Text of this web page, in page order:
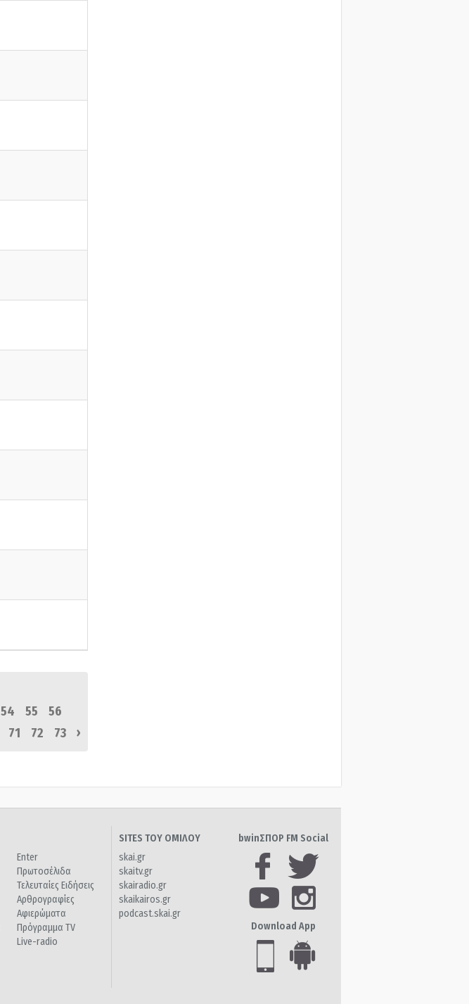
54 55
56
71 72 73 ›
Enter
Πρωτοσέλιδα
Τελευταίες Ειδήσεις
Αρθρογραφίες
Αφιερώματα
Πρόγραμμα TV
Live-radio
SITES ΤΟΥ ΟΜΙΛΟΥ
skai.gr
skaitv.gr
skairadio.gr
skaikairos.gr
podcast.skai.gr
bwinΣΠΟΡ FM Social
Download App